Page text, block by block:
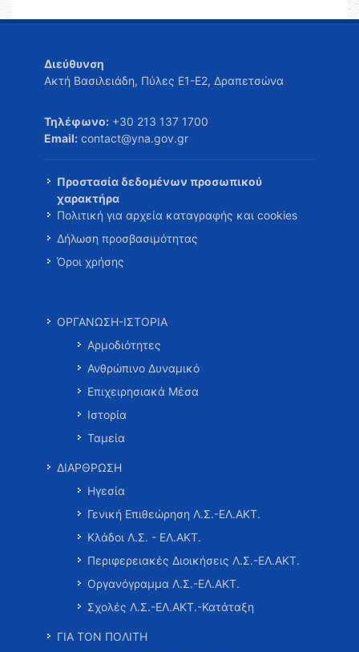
Διεύθυνση
Ακτή Βασιλειάδη, Πύλες Ε1-Ε2, Δραπετσώνα
Τηλέφωνο: +30 213 137 1700
Email: contact@yna.gov.gr
Προστασία δεδομένων προσωπικού
χαρακτήρα
Πολιτική για αρχεία καταγραφής και cookies
Δήλωση προσβασιμότητας
Όροι χρήσης
ΟΡΓΑΝΩΣΗ-ΙΣΤΟΡΙΑ
Αρμοδιότητες
Ανθρώπινο Δυναμικό
Επιχειρησιακά Μέσα
Ιστορία
Ταμεία
ΔΙΑΡΘΡΩΣΗ
Ηγεσία
Γενική Επιθεώρηση Λ.Σ.-ΕΛ.ΑΚΤ.
Κλάδοι Λ.Σ. - ΕΛ.ΑΚΤ.
Περιφερειακές Διοικήσεις Λ.Σ.-ΕΛ.ΑΚΤ.
Οργανόγραμμα Λ.Σ.-ΕΛ.ΑΚΤ.
Σχολές Λ.Σ.-ΕΛ.ΑΚΤ.-Κατάταξη
ΓΙΑ ΤΟΝ ΠΟΛΙΤΗ